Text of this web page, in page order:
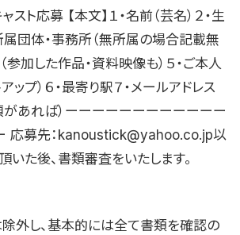
スト応募 【本文】１・名前（芸名）２・生
属団体・事務所（無所属の場合記載無
参加した作品・資料映像も）５・ご本人
ップ）６・最寄り駅７・メールアドレス
があれば）ーーーーーーーーーーーー
応募先：kanoustick@yahoo.co.jp以
いた後、書類審査をいたします。
外し、基本的には全て書類を確認の